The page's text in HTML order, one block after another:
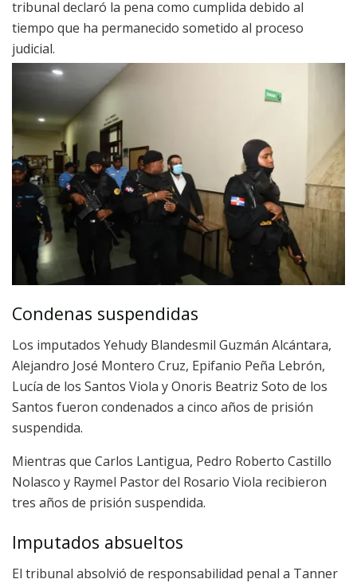
tribunal declaró la pena como cumplida debido al
tiempo que ha permanecido sometido al proceso
judicial.
Condenas suspendidas
Los imputados Yehudy Blandesmil Guzmán Alcántara,
Alejandro José Montero Cruz, Epifanio Peña Lebrón,
Lucía de los Santos Viola y Onoris Beatriz Soto de los
Santos fueron condenados a cinco años de prisión
suspendida.
Mientras que Carlos Lantigua, Pedro Roberto Castillo
Nolasco y Raymel Pastor del Rosario Viola recibieron
tres años de prisión suspendida.
Imputados absueltos
El tribunal absolvió de responsabilidad penal a Tanner